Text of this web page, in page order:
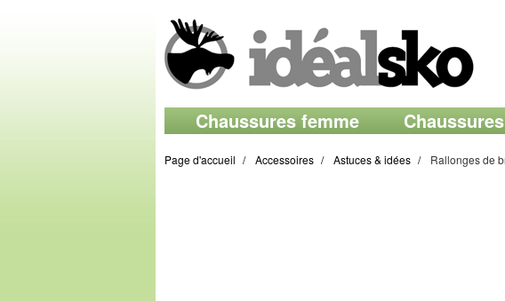
Chaussures femme
Page d'accueil Accessoires Astuces & idées Rallonges de